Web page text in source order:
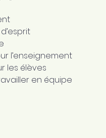
l’enseignement
les élèves
en équipe